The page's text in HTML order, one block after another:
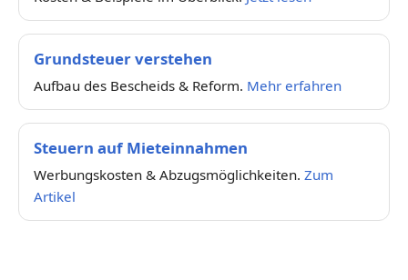
Grundsteuer verstehen
Aufbau des Bescheids & Reform. Mehr erfahren
Steuern auf Mieteinnahmen
Werbungskosten & Abzugsmöglichkeiten. Zum
Artikel